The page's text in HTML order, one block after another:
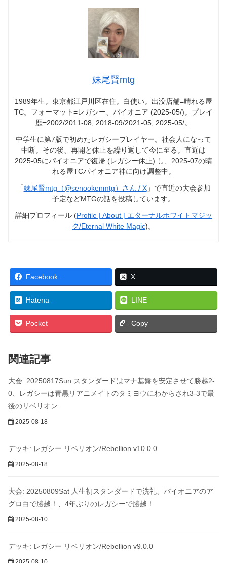
妹尾賢mtg
1989年生。東京都江戸川区在住。白使い。出没店舗=晴れる屋
TC。フォーマット=レガシー、パイオニア (2025-05/)。プレイ
歴=2002/2011-08, 2018-09/2021-05, 2025-05/。
中学生に第7版で初めたレガシープレイヤー。社会人になって
中断。その後、再開と休止を繰り返して今に至る。直近は
2025-05にパイオニアで復帰 (レガシー休止) し、2025-07の晴
れる屋TCパイオニア神に向け調整中。
「妹尾賢mtg（@senookenmtg）さん / X」で直近の大会参加
予定などMTGの話を投稿しています。
詳細プロフィール (Profile | About | エターナルホワイトマジッ
ク/Eternal White Magic)。
Facebook X
Hatena LINE
Pocket Copy
関連記事
大会: 20250817Sun スタンダードはマナ基盤を安定させて勝越2-
0、レガシーは青黒リアニメイトのタミヨウにわからされ3-3で最
後のリベリオン
2025-08-18
デッキ: レガシー リベリオン/Rebellion v10.0.0
2025-08-18
大会: 20250809Sat 人生初スタンダードで洗礼、パイオニアのア
グロ白で勝越！、4年ぶりのレガシーで勝越！
2025-08-10
デッキ: レガシー リベリオン/Rebellion v9.0.0